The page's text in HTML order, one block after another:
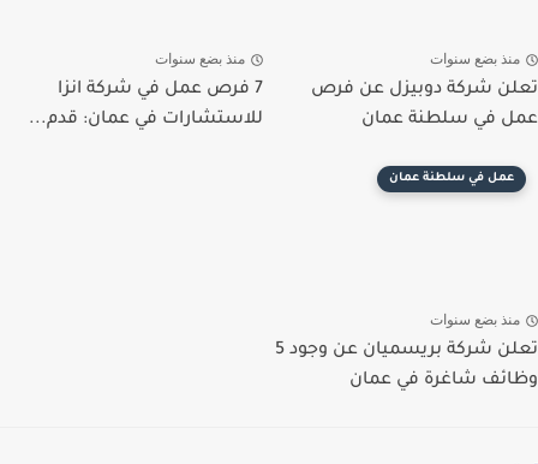
منذ بضع سنوات
تعلن شركة دوبيزل عن فرص
عمل في سلطنة عمان
منذ بضع سنوات
7 فرص عمل في شركة انزا
للاستشارات في عمان: قدم...
عمل في سلطنة عمان
منذ بضع سنوات
تعلن شركة بريسميان عن وجود 5
وظائف شاغرة في عمان